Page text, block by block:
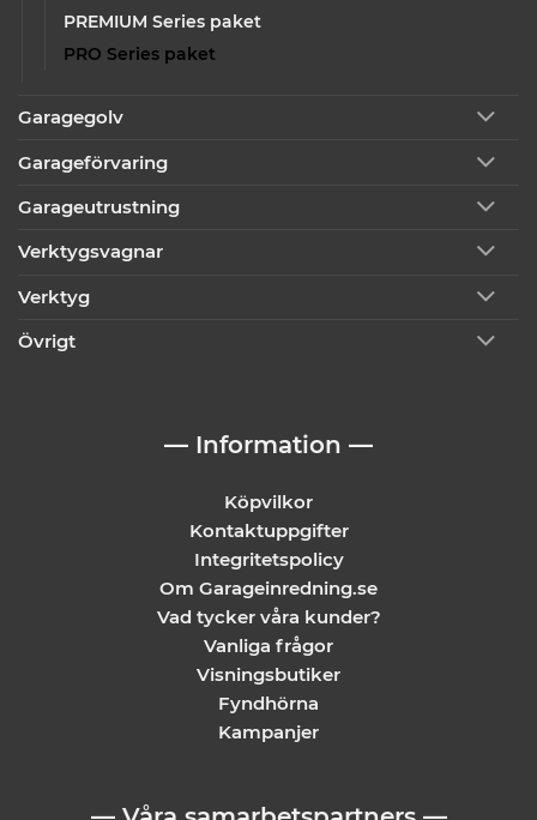
PREMIUM Series paket
PRO Series paket
Garagegolv
Garageförvaring
Garageutrustning
Verktygsvagnar
Verktyg
Övrigt
— Information —
Köpvilkor
Kontaktuppgifter
Integritetspolicy
Om Garageinredning.se
Vad tycker våra kunder?
Vanliga frågor
Visningsbutiker
Fyndhörna
Kampanjer